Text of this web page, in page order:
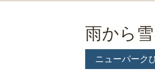
雨から
ニューパーク